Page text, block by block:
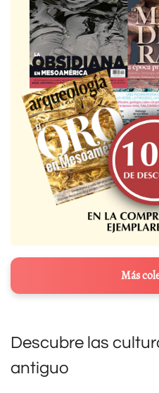
Más
Descubre las
antiguo